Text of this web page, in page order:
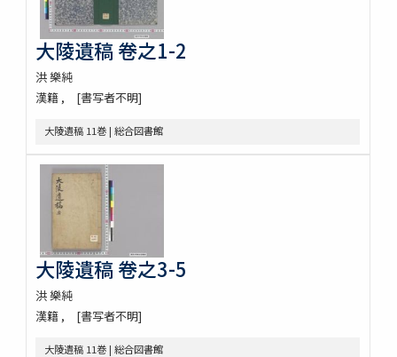
大陵遺稿 卷之1-2
洪 樂純
漢籍
[書写者不明]
大陵遺稿 11巻 | 総合図書館
大陵遺稿 卷之3-5
洪 樂純
漢籍
[書写者不明]
大陵遺稿 11巻 | 総合図書館